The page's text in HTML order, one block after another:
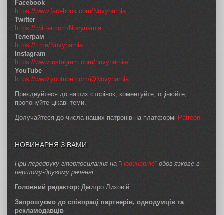
Facebook
https://www.facebook.com/Novynarnia
Twitter
https://twitter.com/Novynarnia
Телеграм
https://t.me/Novynarnia
Instagram
https://www.instagram.com/novynarnia/
YouTube
https://www.youtube.com/@Novynarnia
Приєднуйтеся до наших сторінок, коментуйте, оцінюйте,
пропонуйте цікаві теми.
Долучайтеся до числа наших патронів на платформі Patreon
НОВИНАРНЯ З ВАМИ
При передруку гіперпосилання на “Новинарню” обов’язкове в
першому-другому реченні
Головний редактор: Дмитро Лиховій
Запрошуємо до співпраці партнерів, однодумців та
рекламодавців